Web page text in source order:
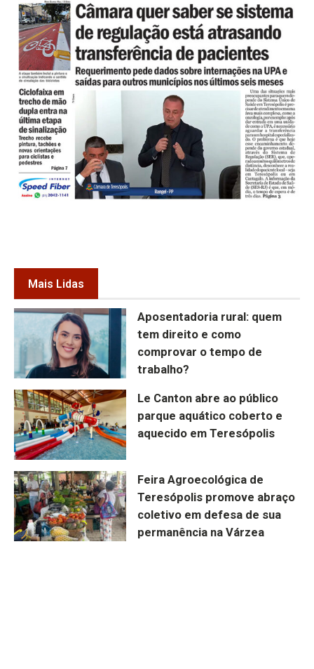
Mais Lidas
Aposentadoria rural: quem
tem direito e como
comprovar o tempo de
trabalho?
Le Canton abre ao público
parque aquático coberto e
aquecido em Teresópolis
Feira Agroecológica de
Teresópolis promove abraço
coletivo em defesa de sua
permanência na Várzea